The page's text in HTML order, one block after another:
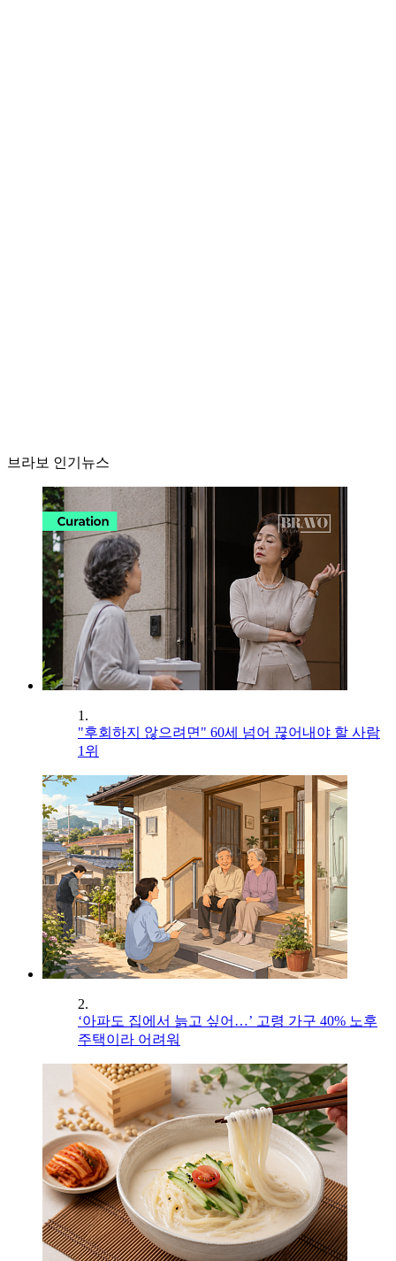
브라보 인기뉴스
1.
"후회하지 않으려면" 60세 넘어 끊어내야 할 사람
1위
2.
‘아파도 집에서 늙고 싶어…’ 고령 가구 40% 노후
주택이라 어려워